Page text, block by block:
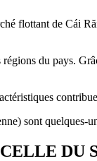
flottant de Cái
du pays.
sont quelques-
DU